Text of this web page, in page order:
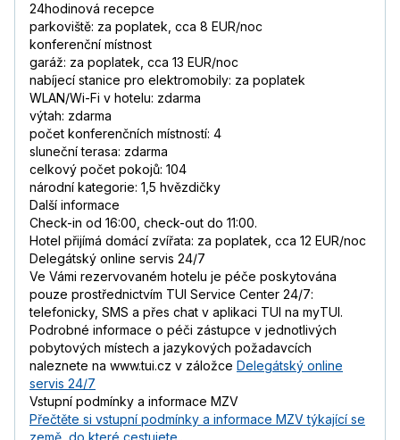
24hodinová recepce
parkoviště: za poplatek, cca 8 EUR/noc
konferenční místnost
garáž: za poplatek, cca 13 EUR/noc
nabíjecí stanice pro elektromobily: za poplatek
WLAN/Wi-Fi v hotelu: zdarma
výtah: zdarma
počet konferenčních místností: 4
sluneční terasa: zdarma
celkový počet pokojů: 104
národní kategorie: 1,5 hvězdičky
Další informace
Check-in od 16:00, check-out do 11:00.
Hotel přijímá domácí zvířata: za poplatek, cca 12 EUR/noc
Delegátský online servis 24/7
Ve Vámi rezervovaném hotelu je péče poskytována
pouze prostřednictvím TUI Service Center 24/7:
telefonicky, SMS a přes chat v aplikaci TUI na myTUI.
Podrobné informace o péči zástupce v jednotlivých
pobytových místech a jazykových požadavcích
naleznete na www.tui.cz v záložce Delegátský online
servis 24/7
Vstupní podmínky a informace MZV
Přečtěte si vstupní podmínky a informace MZV týkající se